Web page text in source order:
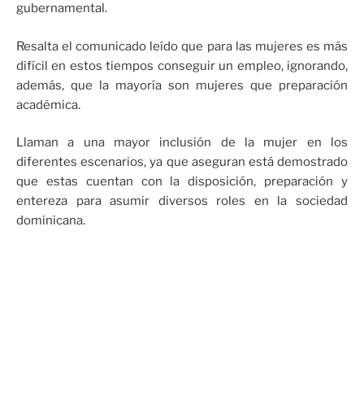
gubernamental.
Resalta el comunicado leído que para las mujeres es más
difícil en estos tiempos conseguir un empleo, ignorando,
además, que la mayoría son mujeres que preparación
académica.
Llaman a una mayor inclusión de la mujer en los
diferentes escenarios, ya que aseguran está demostrado
que estas cuentan con la disposición, preparación y
entereza para asumir diversos roles en la sociedad
dominicana.